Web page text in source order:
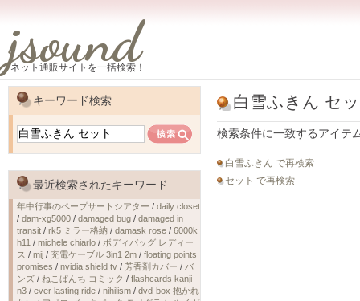
jsound
ネット通販サイトを一括検索！
白雪ふきん セ
検索条件に一致するアイテ
白雪ふきん で再検索
セット で再検索
キーワード検索
最近検索されたキーワード
年中行事のペープサートシアター / daily closet
/ dam-xg5000 / damaged bug / damaged in
transit / rk5 ミラー格納 / damask rose / 6000k
h11 / michele chiarlo / ボディバッグ レディー
ス / mij / 充電ケーブル 3in1 2m / floating points
promises / nvidia shield tv / 芳香剤カバー / バ
ンズ / ねこぱんち コミック / flashcards kanji
n3 / ever lasting ride / nihilism / dvd-box 抱かれ